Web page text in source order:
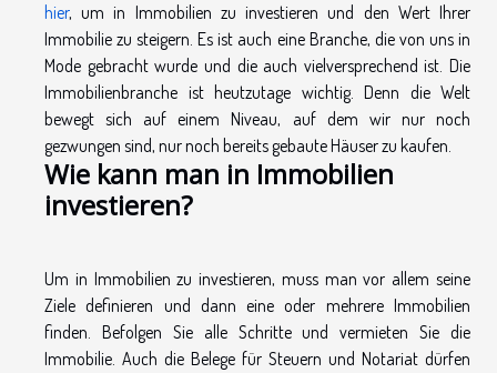
hier, um in Immobilien zu investieren und den Wert Ihrer
Immobilie zu steigern. Es ist auch eine Branche, die von uns in
Mode gebracht wurde und die auch vielversprechend ist. Die
Immobilienbranche ist heutzutage wichtig. Denn die Welt
bewegt sich auf einem Niveau, auf dem wir nur noch
gezwungen sind, nur noch bereits gebaute Häuser zu kaufen.
Wie kann man in Immobilien
investieren?
Um in Immobilien zu investieren, muss man vor allem seine
Ziele definieren und dann eine oder mehrere Immobilien
finden. Befolgen Sie alle Schritte und vermieten Sie die
Immobilie. Auch die Belege für Steuern und Notariat dürfen